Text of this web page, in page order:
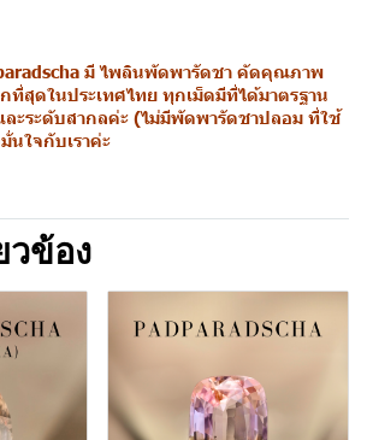
มี ไพลินพัดพารัดชา คัดคุณภาพ
ที่สุดในประเทศไทย ทุกเม็ดมีที่ได้มาตรฐาน
ละระดับสากลค่ะ (ไม่มีพัดพารัดชาปลอม ที่ใช้
นใจกับเราค่ะ
วข้อง